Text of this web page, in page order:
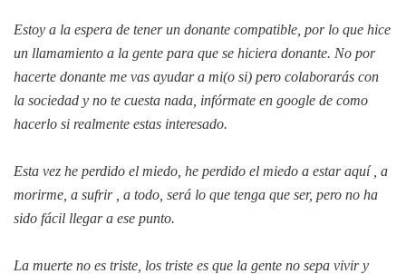
Estoy a la espera de tener un donante compatible, por lo que hice
un llamamiento a la gente para que se hiciera donante. No por
hacerte donante me vas ayudar a mi(o si) pero colaborarás con
la sociedad y no te cuesta nada, infórmate en google de como
hacerlo si realmente estas interesado.
Esta vez he perdido el miedo, he perdido el miedo a estar aquí , a
morirme, a sufrir , a todo, será lo que tenga que ser, pero no ha
sido fácil llegar a ese punto.
La muerte no es triste, los triste es que la gente no sepa vivir y